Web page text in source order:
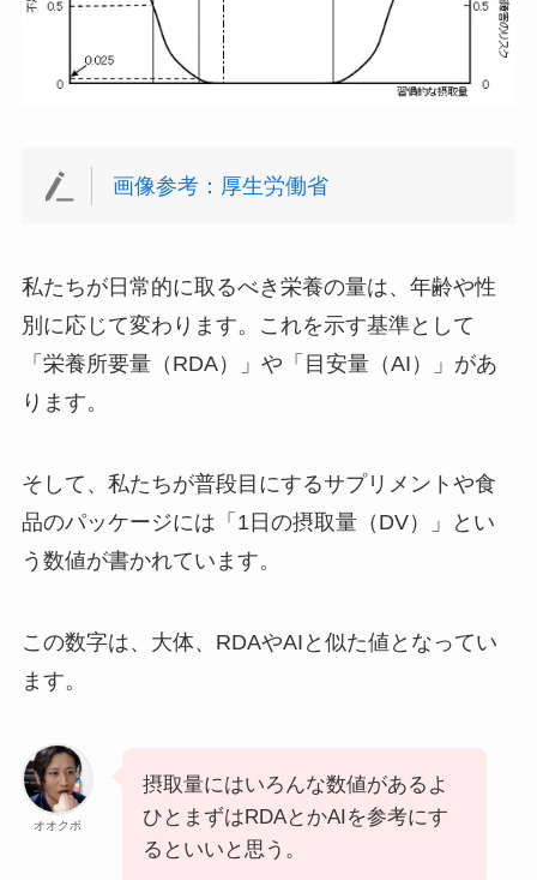
画像参考：厚生労働省
私たちが日常的に取るべき栄養の量は、年齢や性
別に応じて変わります。これを示す基準として
「栄養所要量（RDA）」や「目安量（AI）」があ
ります。
そして、私たちが普段目にするサプリメントや食
品のパッケージには「1日の摂取量（DV）」とい
う数値が書かれています。
この数字は、大体、RDAやAIと似た値となってい
ます。
オオクボ
摂取量にはいろんな数値があるよ
ひとまずはRDAとかAIを参考にす
るといいと思う。